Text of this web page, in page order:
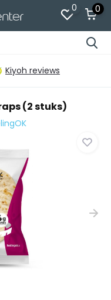
0 0
Kiyoh reviews
(2 stuks)